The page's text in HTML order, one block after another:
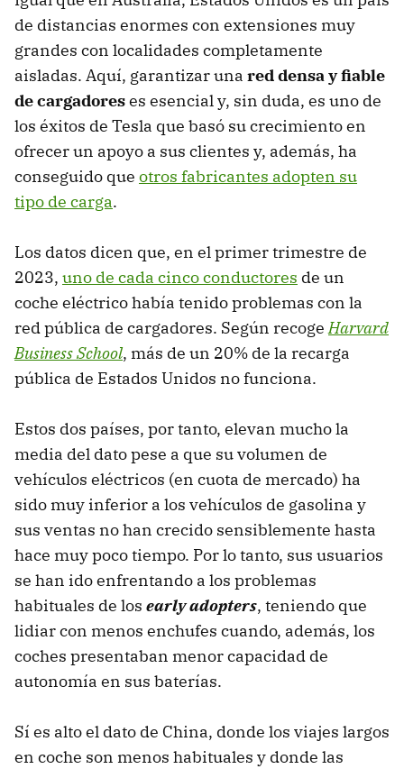
de distancias enormes con extensiones muy
grandes con localidades completamente
aisladas. Aquí, garantizar una red densa y fiable
de cargadoreses esencial y, sin duda, es uno de
los éxitos de Tesla que basó su crecimiento en
ofrecer un apoyo a sus clientes y, además, ha
conseguido que otros fabricantes adopten su
tipo de carga.
Los datos dicen que, en el primer trimestre de
2023, uno de cada cinco conductores de un
coche eléctrico había tenido problemas con la
red pública de cargadores. Según recogeHarvard
Business School, más de un 20% de la recarga
pública de Estados Unidos no funciona.
Estos dos países, por tanto, elevan mucho la
media del dato pese a que su volumen de
vehículos eléctricos (en cuota de mercado) ha
sido muy inferior a los vehículos de gasolina y
sus ventas no han crecido sensiblemente hasta
hace muy poco tiempo. Por lo tanto, sus usuarios
se han ido enfrentando a los problemas
habituales de los early adopters, teniendo que
lidiar con menos enchufes cuando, además, los
coches presentaban menor capacidad de
autonomía en sus baterías.
Sí es alto el dato de China, donde los viajes largos
en coche son menos habituales y donde las